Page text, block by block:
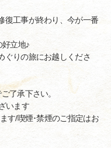
復工事が終わり、今が一番
立地♪
ぐりの旅にお越しくださ
了承下さい。
います
す/喫煙･禁煙のご指定はお